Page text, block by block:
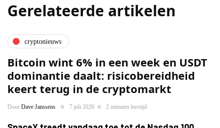
Gerelateerde artikelen
cryptonieuws
Bitcoin wint 6% in een week en USDT
dominantie daalt: risicobereidheid
keert terug in de cryptomarkt
Door Dave Janssens 7 juli 2026 2 minuten leestijd